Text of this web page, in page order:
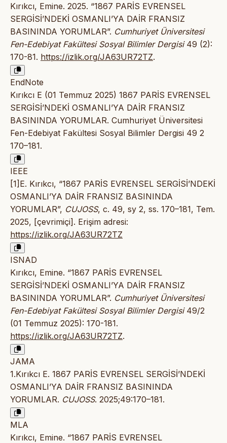
Kırıkcı, Emine. 2025. “1867 PARİS EVRENSEL
SERGİSİ’NDEKİ OSMANLI’YA DAİR FRANSIZ
BASININDA YORUMLAR”. Cumhuriyet Üniversitesi
Fen-Edebiyat Fakültesi Sosyal Bilimler Dergisi49 (2):
170-81. https://izlik.org/JA63UR72TZ.
EndNote
Kırıkcı E (01 Temmuz 2025) 1867 PARİS EVRENSEL
SERGİSİ’NDEKİ OSMANLI’YA DAİR FRANSIZ
BASININDA YORUMLAR. Cumhuriyet Üniversitesi
Fen-Edebiyat Fakültesi Sosyal Bilimler Dergisi 49 2
170–181.
IEEE
[1]E. Kırıkcı, “1867 PARİS EVRENSEL SERGİSİ’NDEKİ
OSMANLI’YA DAİR FRANSIZ BASININDA
YORUMLAR”, CUJOSS, c. 49, sy 2, ss. 170–181, Tem.
2025, [çevrimiçi]. Erişim adresi:
https://izlik.org/JA63UR72TZ
ISNAD
Kırıkcı, Emine. “1867 PARİS EVRENSEL
SERGİSİ’NDEKİ OSMANLI’YA DAİR FRANSIZ
BASININDA YORUMLAR”. Cumhuriyet Üniversitesi
Fen-Edebiyat Fakültesi Sosyal Bilimler Dergisi49/2
(01 Temmuz 2025): 170-181.
https://izlik.org/JA63UR72TZ.
JAMA
1.Kırıkcı E. 1867 PARİS EVRENSEL SERGİSİ’NDEKİ
OSMANLI’YA DAİR FRANSIZ BASININDA
YORUMLAR. CUJOSS. 2025;49:170–181.
MLA
Kırıkcı, Emine. “1867 PARİS EVRENSEL